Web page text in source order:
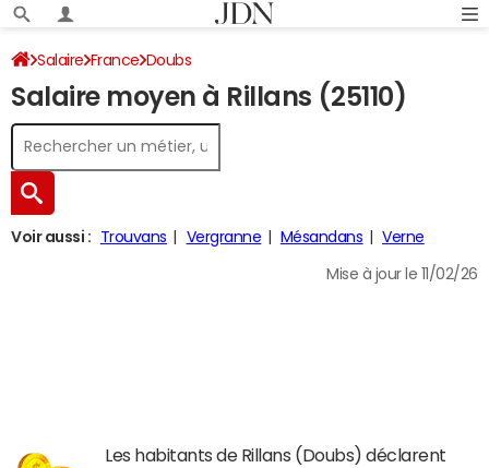
Salaire France Doubs
Salaire moyen à Rillans (25110)
Voir aussi : Trouvans Vergranne Mésandans Verne
Mise à jour le 11/02/26
Les habitants de Rillans (Doubs) déclarent